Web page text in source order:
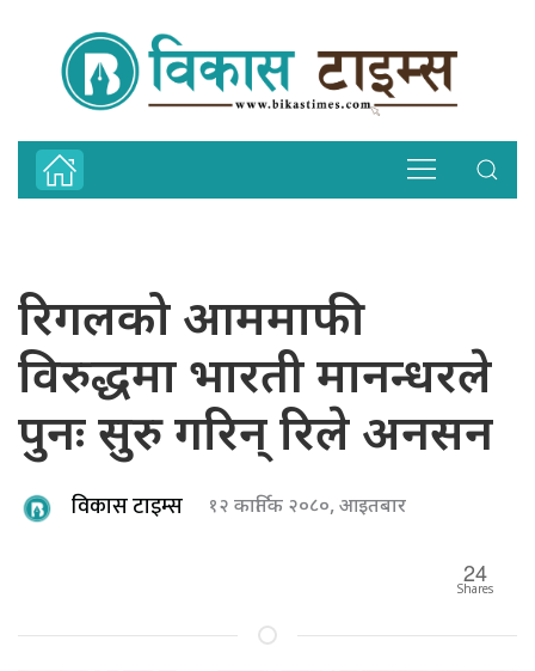
रिगलको आममाफी
विरुद्धमा भारती मानन्धरले
पुनः सुरु गरिन् रिले अनसन
विकास टाइम्स १२ कार्तिक २०८०, आइतबार
24
Shares